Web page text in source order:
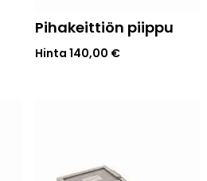
Pihakeittiön piippu
Hinta 140,00 €